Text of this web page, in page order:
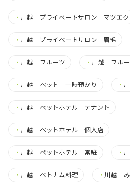
・ 川越 プライベートサロン マツエク
・ 川越 プライベートサロン 眉毛
・ 川越 フルーツ ・ 川越 フルー
・ 川越 ペット 一時預かり ・
・ 川越 ペットホテル テナント
・ 川越 ペットホテル 個人店
・ 川越 ペットホテル 常駐 ・
・ 川越 ベトナム料理 ・ 川越 み